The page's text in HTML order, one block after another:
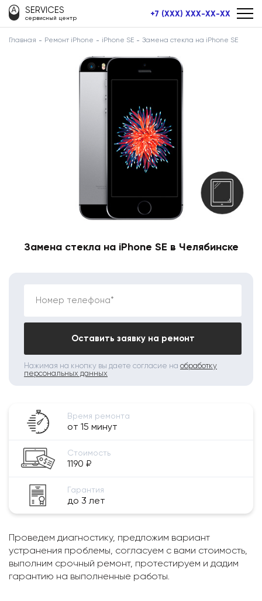
SERVICES
сервисный центр +7 (XXX) XXX-XX-XX
Главная Ремонт iPhone iPhone SE Замена стекла на iPhone SE
Замена стекла на iPhone SE в Челябинске
Номер телефона*
Оставить заявку на ремонт
Нажимая на кнопку вы даете согласие на обработку
персональных данных
Время ремонта
от 15 минут
Стоимость
1190 ₽
Гарантия
до 3 лет
Проведем диагностику, предложим вариант
устранения проблемы, согласуем с вами стоимость,
выполним срочный ремонт, протестируем и дадим
гарантию на выполненные работы.